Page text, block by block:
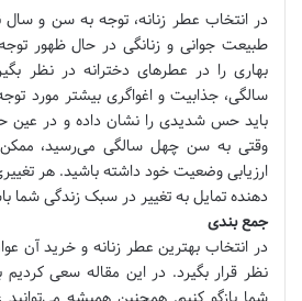
در انتخاب عطر زنانه، توجه به سن و
طبیعت جوانی و زنانگی در حال ظهور
بهاری را در عطرهای دخترانه در نظر
سالگی، جذابیت و اغواگری بیشتر مورد
باید حس شدیدی را نشان داده و در عین
وقتی به سن چهل سالگی می‌رسید، ممکن
ارزیابی وضعیت خود داشته باشید. هر
دهنده تمایل به تغییر در سبک زندگی شما
جمع بندی
در انتخاب بهترین عطر زنانه و خرید آن
نظر قرار بگیرد. در این مقاله سعی